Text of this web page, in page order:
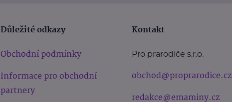
Důležité odkazy
Obchodní podmínky
Informace pro obchodní
partnery
Kontakt
Pro prarodiče s.r.o.
obchod@proprarodice.cz
redakce@emaminy.cz